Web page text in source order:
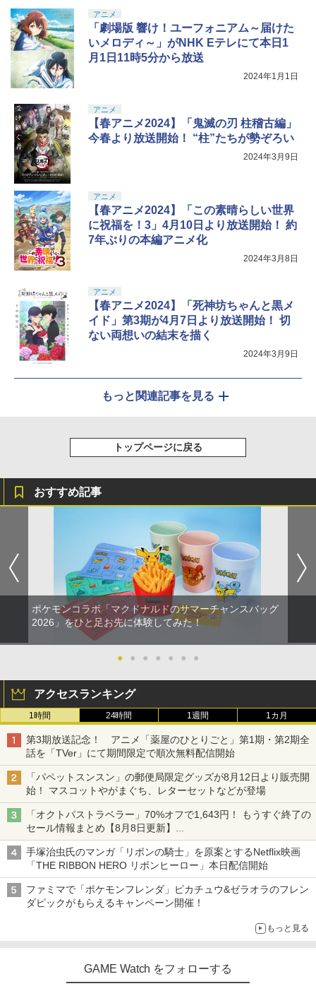
アニメ
「劇場版 響け！ユーフォニアム～届けた
いメロディ～」がNHK Eテレにて本日1
月1日11時5分から放送
2024年1月1日
アニメ
【春アニメ2024】「鬼滅の刃 柱稽古編」
今春より放送開始！ “柱”たちが勢ぞろい
2024年3月9日
アニメ
【春アニメ2024】「この素晴らしい世界
に祝福を！3」4月10日より放送開始！ 約
7年ぶりの本編アニメ化
2024年3月8日
アニメ
【春アニメ2024】「死神坊ちゃんと黒メ
イド」第3期が4月7日より放送開始！ 切
ない両想いの結末を描く
2024年3月9日
もっと関連記事を見る
トップページに戻る
おすすめ記事
ポケモンコラボ「マクドナルドのサマーチャンスバッグ
2026」をひと足お先に体験してみた！
● ● ● ● ● ● ●
アクセスランキング
1時間 24時間 1週間 1カ月
第3期放送記念！ アニメ「薬屋のひとりごと」第1期・第2期全
話を「TVer」にて期間限定で順次無料配信開始
「パペットスンスン」の郵便局限定グッズが8月12日より販売開
始！ マスコットやがまぐち、レターセットなどが登場
「オクトパストラベラー」70%オフで1,643円！ もうすぐ終了の
セール情報まとめ【8月8日更新】
ニンテンドーeショップでは「大神 絶景版」が67%オフで990円
手塚治虫氏のマンガ「リボンの騎士」を原案とするNetflix映画
「THE RIBBON HERO リボンヒーロー」本日配信開始
ファミマで「ポケモンフレンダ」ピカチュウ&ゼラオラのフレン
ダピックがもらえるキャンペーン開催！
もっと見る
GAME Watch をフォローする